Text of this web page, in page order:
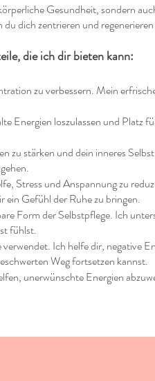
Gesundheit, sondern
dich zentrieren und
die ich dir bieten kann:
zu verbessern. Mein
Energien loszulassen und Platz
zu stärken und dein inneres
Stress und Anspannung zu
ein Gefühl der Ruhe zu bringen.
Form der Selbstpflege. Ich
fühlst.
Ich helfe dir, negative
Weg fortsetzen kannst.
unerwünschte Energien